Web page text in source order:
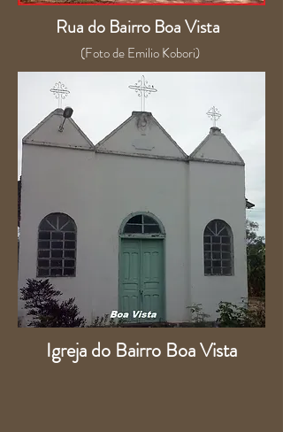
Rua do Bairro Boa Vista
(Foto de Emilio Kobori)
Igreja do Bairro Boa Vista